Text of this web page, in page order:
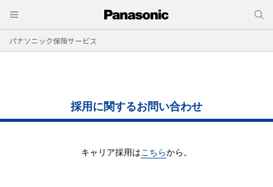
パナソニック保険サービス
採用に関するお問い合わせ
キャリア採用はこちらから。